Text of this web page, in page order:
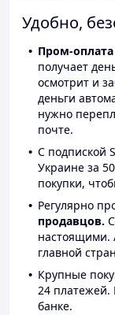
Удобно,
Пром-оплата
получает
осмотрит и
деньги
нужно
почте.
С подпиской
Украине за
покупки,
Регулярно
продавцов.
настоящими.
главной
Крупные
24 платежей.
банке.